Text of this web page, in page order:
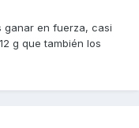
ganar en fuerza, casi
g que también los